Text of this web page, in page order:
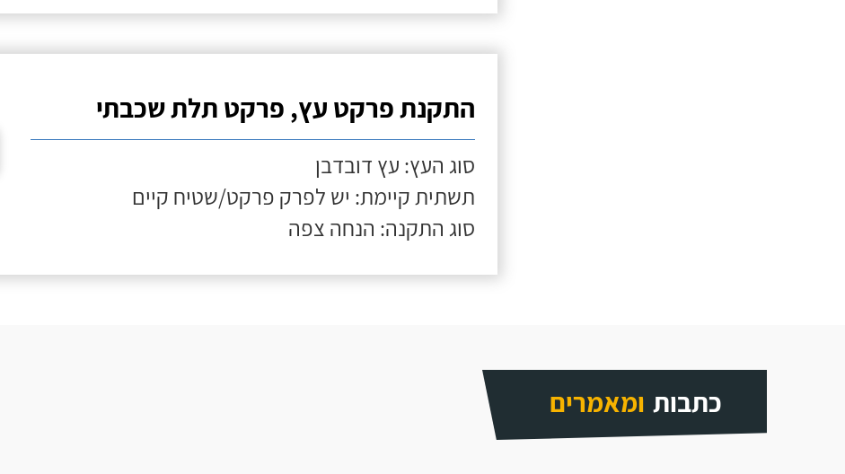
התקנת פרקט עץ, פרקט תלת שכבתי
סוג העץ: עץ דובדבן
תשתית קיימת: יש לפרק פרקט/שטיח קיים
סוג התקנה: הנחה צפה
כתבות ומאמרים